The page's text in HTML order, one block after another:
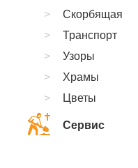
Скорбящая
Транспорт
Узоры
Храмы
Цветы
Сервис